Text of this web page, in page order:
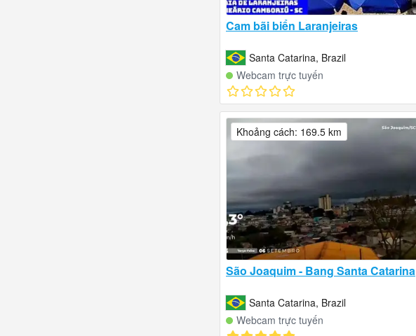
Cam bãi biển Laranjeiras
Santa Catarina, Brazil
Webcam trực tuyến
São Joaquim - Bang Santa Catarina
Santa Catarina, Brazil
Webcam trực tuyến
Khoảng cách: 169.5 km